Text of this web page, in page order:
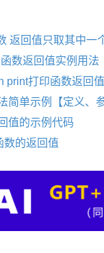
返回值只取其中一
数返回值实例用法
print打印函数返回
简单示例【定义、
值的示例代码
数的返回值